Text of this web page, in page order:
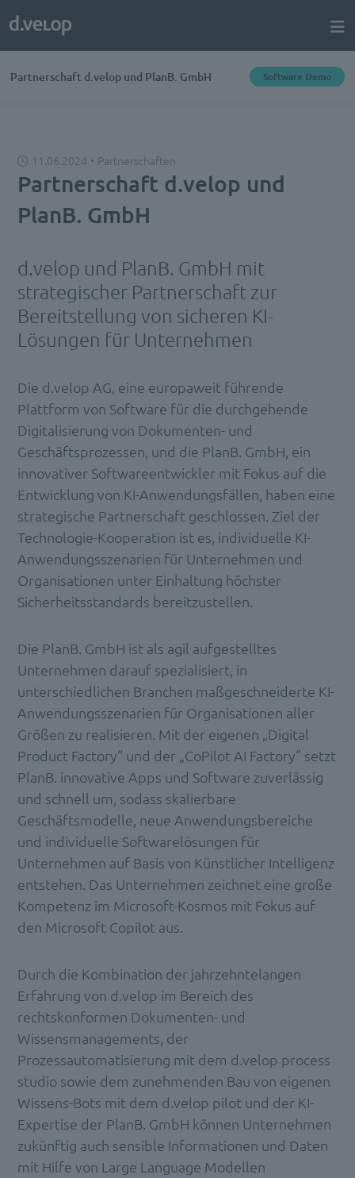
Partnerschaft d.velop und PlanB. GmbH Software Demo
11.06.2024 Partnerschaften
Partnerschaft d.velop und
PlanB. GmbH
d.velop und PlanB. GmbH mit
strategischer Partnerschaft zur
Bereitstellung von sicheren KI-
Lösungen für Unternehmen
Die d.velop AG, eine europaweit führende
Plattform von Software für die durchgehende
Digitalisierung von Dokumenten- und
Geschäftsprozessen, und die PlanB. GmbH, ein
innovativer Softwareentwickler mit Fokus auf die
Entwicklung von KI-Anwendungsfällen, haben eine
strategische Partnerschaft geschlossen. Ziel der
Technologie-Kooperation ist es, individuelle KI-
Anwendungsszenarien für Unternehmen und
Organisationen unter Einhaltung höchster
Sicherheitsstandards bereitzustellen.
Die PlanB. GmbH ist als agil aufgestelltes
Unternehmen darauf spezialisiert, in
unterschiedlichen Branchen maßgeschneiderte KI-
Anwendungsszenarien für Organisationen aller
Größen zu realisieren. Mit der eigenen „Digital
Product Factory“ und der „CoPilot AI Factory“ setzt
PlanB. innovative Apps und Software zuverlässig
und schnell um, sodass skalierbare
Geschäftsmodelle, neue Anwendungsbereiche
und individuelle Softwarelösungen für
Unternehmen auf Basis von Künstlicher Intelligenz
entstehen. Das Unternehmen zeichnet eine große
Kompetenz im Microsoft-Kosmos mit Fokus auf
den Microsoft Copilot aus.
Durch die Kombination der jahrzehntelangen
Erfahrung von d.velop im Bereich des
rechtskonformen Dokumenten- und
Wissensmanagements, der
Prozessautomatisierung mit dem d.velop process
studio sowie dem zunehmenden Bau von eigenen
Wissens-Bots mit dem d.velop pilot und der KI-
Expertise der PlanB. GmbH können Unternehmen
zukünftig auch sensible Informationen und Daten
mit Hilfe von Large Language Modellen